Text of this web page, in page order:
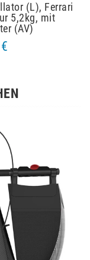
(L), Ferrari
5,2kg, mit
(AV)